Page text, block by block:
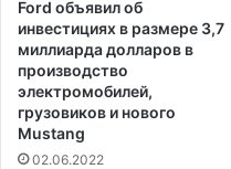
п
а
ш
и
х
б
Ford объявил об
инвестициях в размере 3,7
миллиарда долларов в
производство
электромобилей,
грузовиков и нового
Mustang
02.06.2022